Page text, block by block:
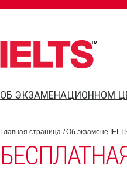
ОБ ЭКЗАМЕНАЦИОННОМ
Главная страница Об экзамене